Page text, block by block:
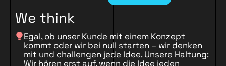
We think
Egal, ob unser Kunde mit einem Konzept
kommt oder wir bei null starten – wir denken
mit und challengen jede Idee. Unsere Haltung:
Wir hören erst auf, wenn die Idee jeden